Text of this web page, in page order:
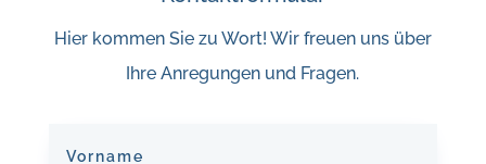
Hier kommen Sie zu Wort! Wir freuen uns über
Ihre Anregungen und Fragen.